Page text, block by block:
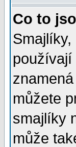
Co to
používají
můžete
smajlíky
může